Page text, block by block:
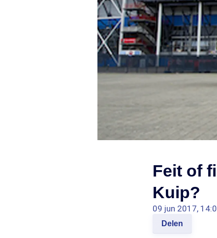
Feit of
Kuip?
09 jun 2017,
Delen